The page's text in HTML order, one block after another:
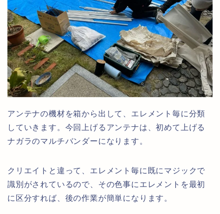
アンテナの機材を箱から出して、エレメント毎に分類
していきます。今回上げるアンテナは、初めて上げる
ナガラのマルチバンダーになります。
クリエイトと違って、エレメント毎に既にマジックで
識別がされているので、その色事にエレメントを最初
に区分すれば、後の作業が簡単になります。